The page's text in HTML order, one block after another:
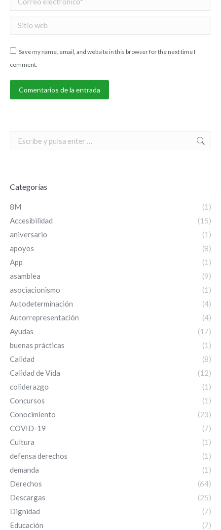
Sitio web
Save my name, email, and website in this browser for the next time I
comment.
Comentarios de la entrada
Search:
Categorías
8M
(1)
Accesibilidad
(15)
aniversario
(1)
apoyos
(8)
App
(1)
asamblea
(9)
asociacionismo
(1)
Autodeterminación
(4)
Autorrepresentación
(4)
Ayudas
(17)
buenas prácticas
(1)
Calidad
(8)
Calidad de Vida
(12)
coliderazgo
(1)
Concursos
(1)
Conocimiento
(23)
COVID-19
(7)
Cultura
(1)
defensa derechos
(1)
demanda
(1)
Derechos
(64)
Descargas
(25)
Dignidad
(7)
Educación
(7)